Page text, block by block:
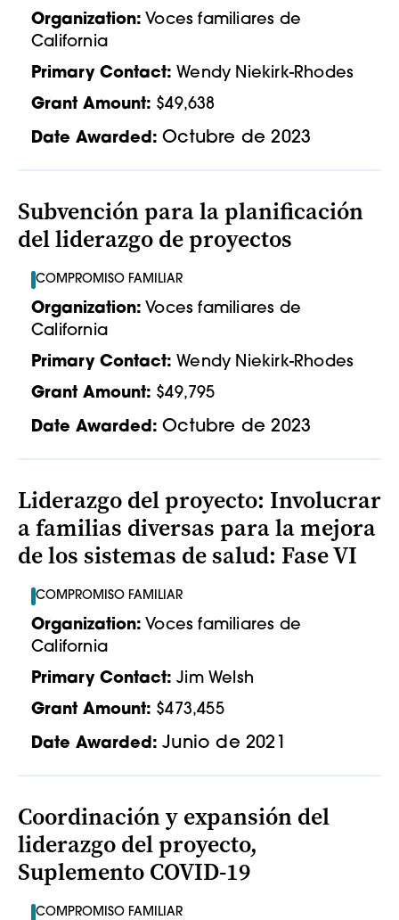
Organization: Voces familiares de
California
Primary Contact: Wendy Niekirk-Rhodes
Grant Amount: $49,638
Date Awarded: Octubre de 2023
Subvención para la planificación
del liderazgo de proyectos
COMPROMISO FAMILIAR
Organization: Voces familiares de
California
Primary Contact: Wendy Niekirk-Rhodes
Grant Amount: $49,795
Date Awarded: Octubre de 2023
Liderazgo del proyecto: Involucrar
a familias diversas para la mejora
de los sistemas de salud: Fase VI
COMPROMISO FAMILIAR
Organization: Voces familiares de
California
Primary Contact: Jim Welsh
Grant Amount: $473,455
Date Awarded: Junio de 2021
Coordinación y expansión del
liderazgo del proyecto,
Suplemento COVID-19
COMPROMISO FAMILIAR